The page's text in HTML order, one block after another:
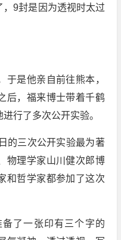
，9封是因为透视时太过
于是他亲自前往熊本，
后，福来博士带着千鹤
行了多次公开实验。
的三次公开实验最为著
物理学家山川健次郎博
和哲学家都参加了这次
了一张印有三个字的